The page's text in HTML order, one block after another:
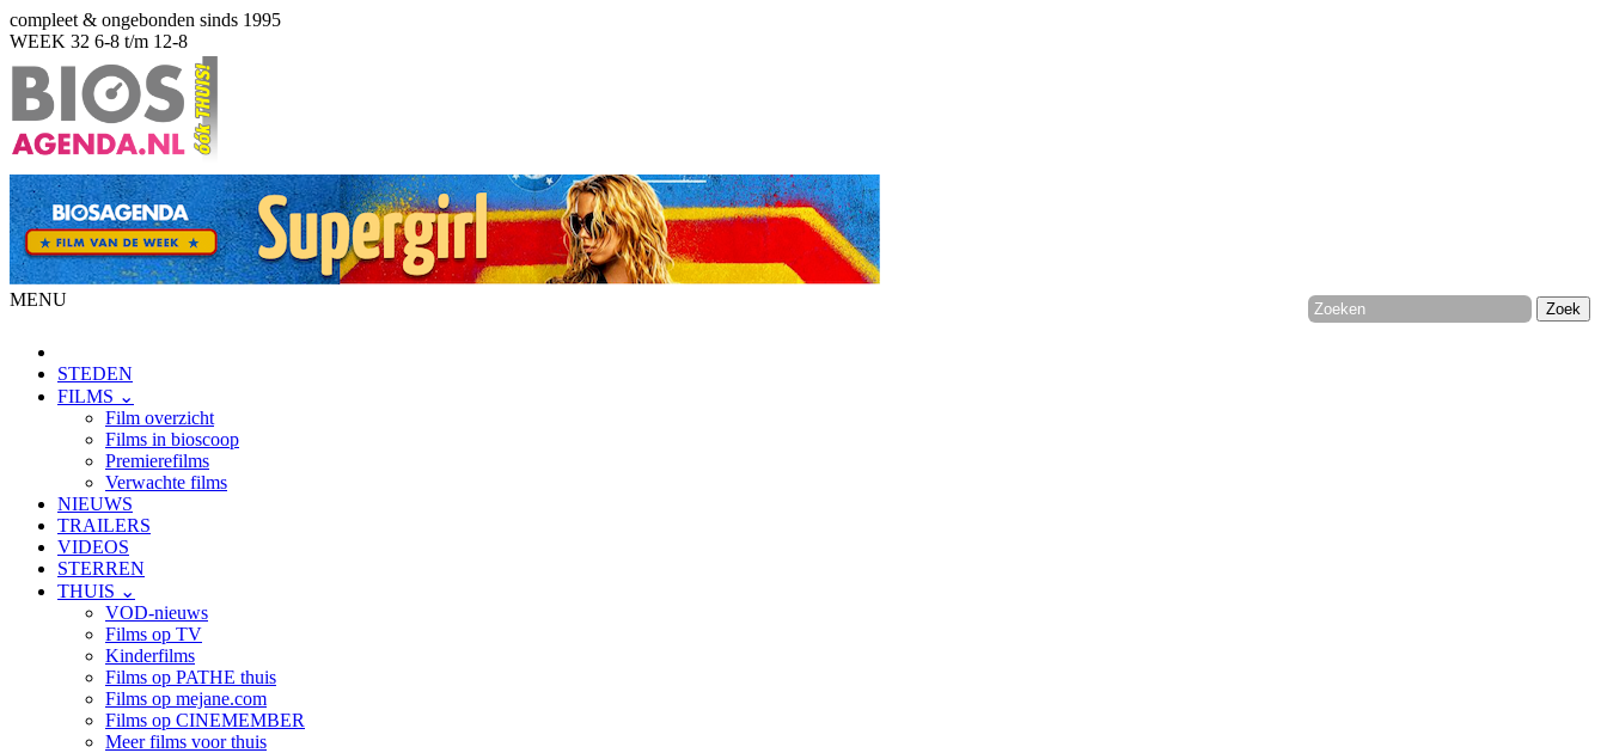
compleet & ongebonden sinds 1995
WEEK 32 6-8 t/m 12-8
MENU
STEDEN
FILMS ⌄
Film overzicht
Films in bioscoop
Premierefilms
Verwachte films
NIEUWS
TRAILERS
VIDEOS
STERREN
THUIS ⌄
VOD-nieuws
Films op TV
Kinderfilms
Films op PATHE thuis
Films op mejane.com
Films op CINEMEMBER
Meer films voor thuis